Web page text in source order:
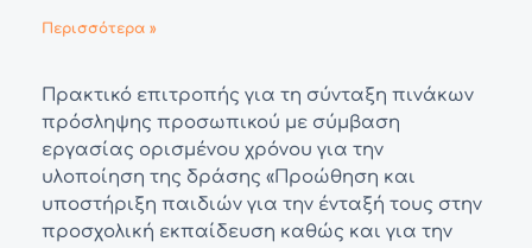
Περισσότερα »
Πρακτικό επιτροπής για τη σύνταξη πινάκων
πρόσληψης προσωπικού με σύμβαση
εργασίας ορισμένου χρόνου για την
υλοποίηση της δράσης «Προώθηση και
υποστήριξη παιδιών για την ένταξή τους στην
προσχολική εκπαίδευση καθώς και για την